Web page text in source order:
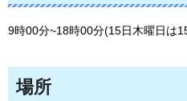
9時00分~18時00分(15日木曜日は
場所